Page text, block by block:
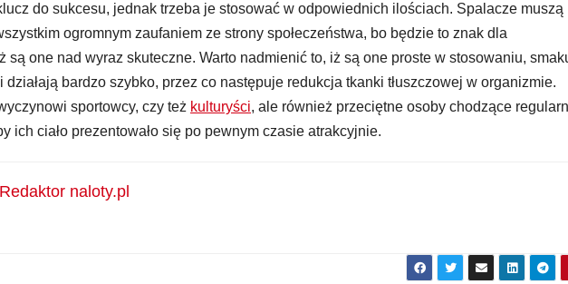
do sukcesu, jednak trzeba je stosować w odpowiednich ilościach. Spalacze muszą
ogromnym zaufaniem ze strony społeczeństwa, bo będzie to znak dla
są one nad wyraz skuteczne. Warto nadmienić to, iż są one proste w stosowaniu,
działają bardzo szybko, przez co następuje redukcja tkanki tłuszczowej w organizmie.
sportowcy, czy też kulturyści, ale również przeciętne osoby chodzące
ich ciało prezentowało się po pewnym czasie atrakcyjnie.
Redaktor naloty.pl